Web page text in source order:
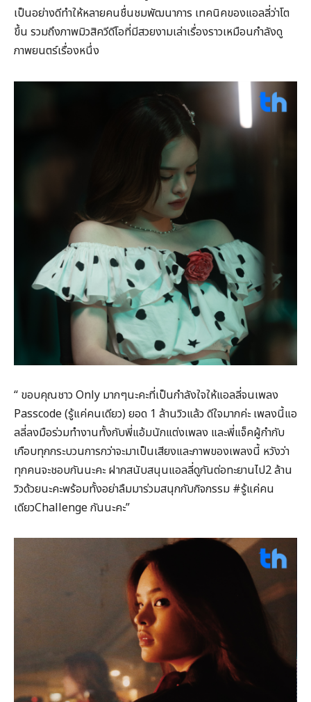
เป็นอย่างดีทำให้หลายคนชื่นชมพัฒนาการ เทคนิคของแอลลี่ว่าโต
ขึ้น รวมถึงภาพมิวสิควีดีโอที่มีสวยงามเล่าเรื่องราวเหมือนกำลังดู
ภาพยนตร์เรื่องหนึ่ง
“ ขอบคุณชาว Only มากๆนะคะที่เป็นกำลังใจให้แอลลี่จนเพลง
Passcode (รู้แค่คนเดียว) ยอด 1 ล้านวิวแล้ว ดีใจมากค่ะ เพลงนี้แอ
ลลี่ลงมือร่วมทำงานทั้งกับพี่แอ้มนักแต่งเพลง และพี่แจ็คผู้กำกับ
เกือบทุกกระบวนการกว่าจะมาเป็นเสียงและภาพของเพลงนี้ หวังว่า
ทุกคนจะชอบกันนะคะ ฝากสนับสนุนแอลลี่ดูกันต่อทะยานไป2 ล้าน
วิวด้วยนะคะพร้อมทั้งอย่าลืมมาร่วมสนุกกับกิจกรรม #รู้แค่คน
เดียวChallengeกันนะคะ”